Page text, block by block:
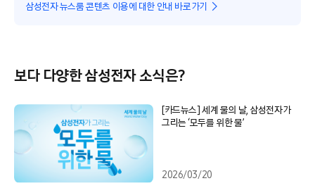
삼성전자 뉴스룸 콘텐츠 이용에 대한 안내 바로가기
보다 다양한 삼성전자 소식은?
[카드뉴스] 세계 물의 날, 삼성전자가
그리는 ‘모두를 위한 물’
2026/03/20